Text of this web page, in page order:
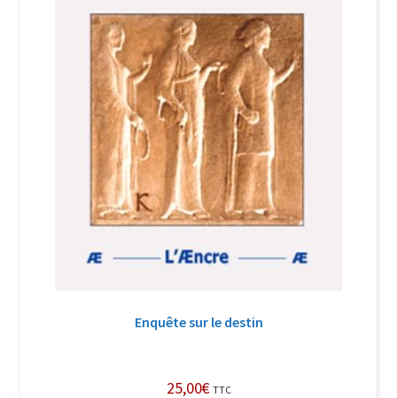
Enquête sur le destin
25,00€ TTC